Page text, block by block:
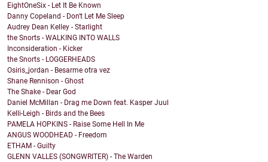
EightOneSix - Let It Be Known
Danny Copeland - Don't Let Me Sleep
Audrey Dean Kelley - Starlight
the Snorts - WALKING INTO WALLS
Inconsideration - Kicker
the Snorts - LOGGERHEADS
Osiris_jordan - Besarme otra vez
Shane Rennison - Ghost
The Shake - Dear God
Daniel McMillan - Drag me Down feat. Kasper Juul
Kelli-Leigh - Birds and the Bees
PAMELA HOPKINS - Raise Some Hell In Me
ANGUS WOODHEAD - Freedom
ETHAM - Guilty
GLENN VALLES (SONGWRITER) - The Warden